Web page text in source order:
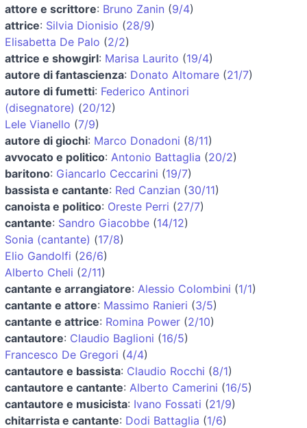
attore e scrittore: Bruno Zanin (9/4)
attrice: Silvia Dionisio (28/9)
Elisabetta De Palo (2/2)
attrice e showgirl: Marisa Laurito (19/4)
autore di fantascienza: Donato Altomare (21/7)
autore di fumetti: Federico Antinori
(disegnatore) (20/12)
Lele Vianello (7/9)
autore di giochi: Marco Donadoni (8/11)
avvocato e politico: Antonio Battaglia (20/2)
baritono: Giancarlo Ceccarini (19/7)
bassista e cantante: Red Canzian (30/11)
canoista e politico: Oreste Perri (27/7)
cantante: Sandro Giacobbe (14/12)
Sonia (cantante) (17/8)
Elio Gandolfi (26/6)
Alberto Cheli (2/11)
cantante e arrangiatore: Alessio Colombini (1/1)
cantante e attore: Massimo Ranieri (3/5)
cantante e attrice: Romina Power (2/10)
cantautore: Claudio Baglioni (16/5)
Francesco De Gregori (4/4)
cantautore e bassista: Claudio Rocchi (8/1)
cantautore e cantante: Alberto Camerini (16/5)
cantautore e musicista: Ivano Fossati (21/9)
chitarrista e cantante: Dodi Battaglia (1/6)